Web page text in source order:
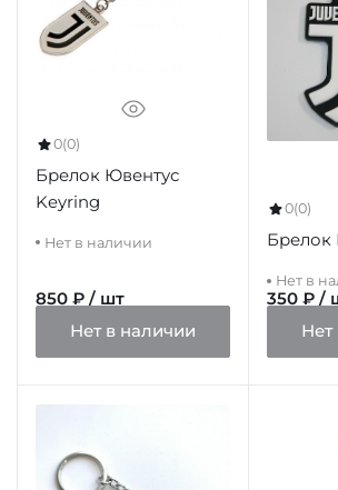
0(0)
Брелок Ювентус
Keyring
Нет в наличии
850 ₽ / шт
Нет в наличии
0(0)
Брелок
Нет в
350 ₽ /
Нет